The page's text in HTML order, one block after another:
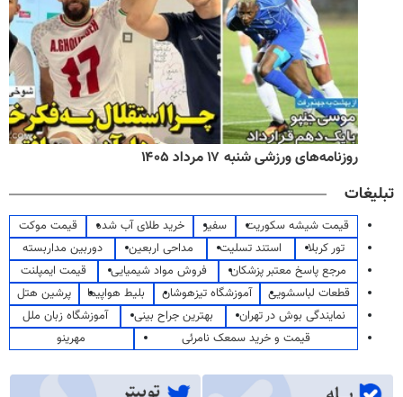
روزنامه‌های ورزشی شنبه ۱۷ مرداد ۱۴۰۵
تبلیغات
قیمت شیشه سکوریت سفیر خرید طلای آب شده
قیمت موکت
تور کربلا
استند تسلیت مداحی اربعین
دوربین مداربسته
مرجع پاسخ معتبر پزشکان
فروش مواد شیمیایی
قیمت ایمپلنت
قطعات لباسشویی
آموزشگاه تیزهوشان بلیط هواپیما
پرشین هتل
نمایندگی بوش در تهران
بهترین جراح بینی
آموزشگاه زبان ملل
قیمت و خرید سمعک نامرئی
مهرینو